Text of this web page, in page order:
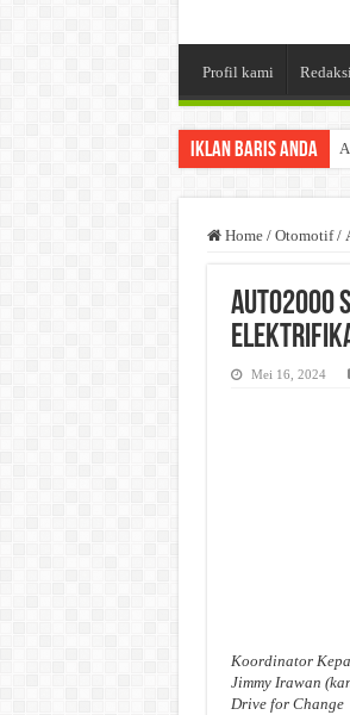
Profil kami Redaksi
Iklan Baris Anda
Home / Otomotif /
Auto2000
Mei 16, 2024
Koordinator
Jimmy Irawan
Drive for Change